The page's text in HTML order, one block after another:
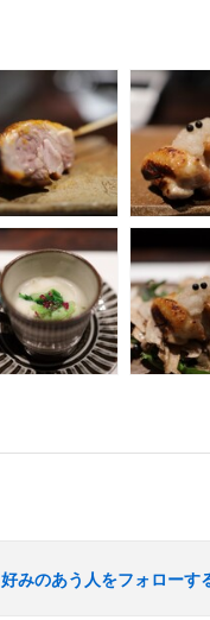
好みのあう人をフォローす